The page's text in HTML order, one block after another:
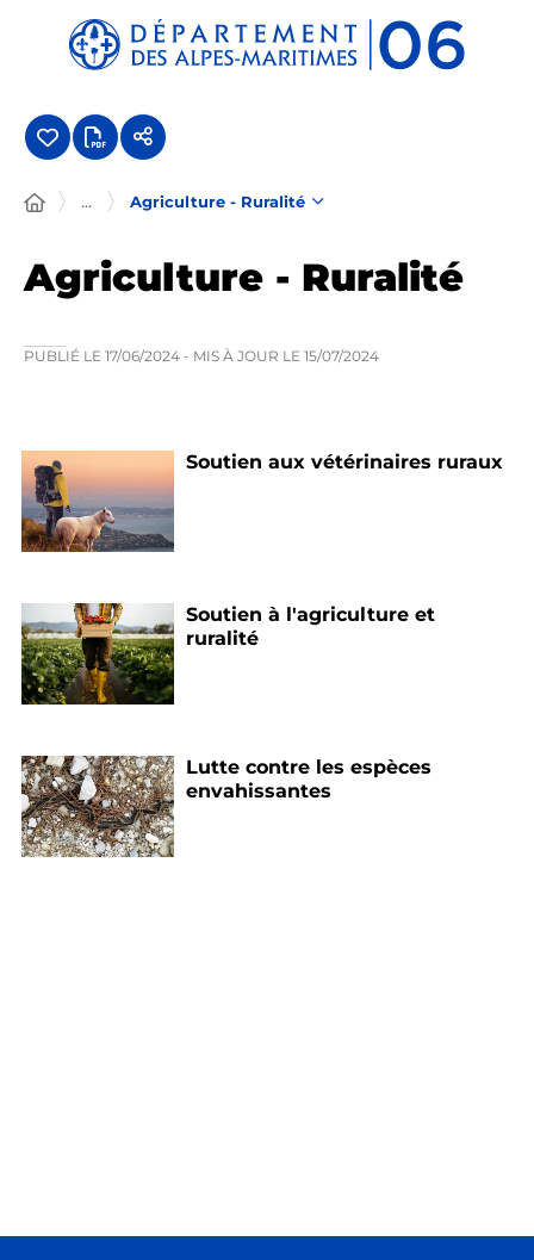
Panneau de gestion des cookies
... Agriculture - Ruralité
Agriculture - Ruralité
PUBLIÉ LE 17/06/2024 - MIS À JOUR LE 15/07/2024
Soutien aux vétérinaires ruraux
Soutien à l'agriculture et
ruralité
Lutte contre les espèces
envahissantes